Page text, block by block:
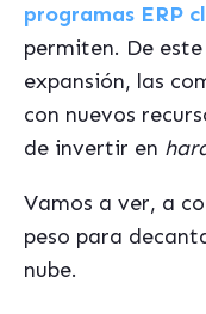
programas ERP
permiten. De
expansión, las
con nuevos
de invertir en
Vamos a ver, a
peso para
nube.